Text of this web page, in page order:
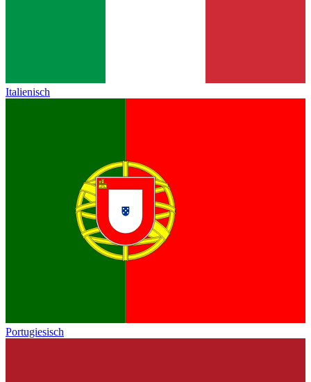
Italienisch
Portugiesisch